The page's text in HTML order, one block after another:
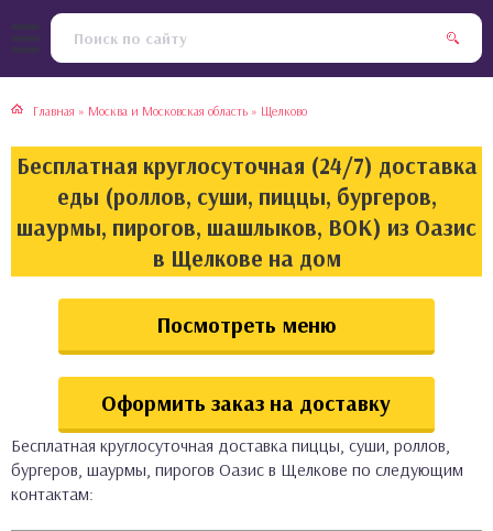
Главная » Москва и Московская область » Щелково
Бесплатная круглосуточная (24/7) доставка
еды (роллов, суши, пиццы, бургеров,
шаурмы, пирогов, шашлыков, ВОК) из Оазис
в Щелкове на дом
Посмотреть меню
Оформить заказ на доставку
Бесплатная круглосуточная доставка пиццы, суши, роллов,
бургеров, шаурмы, пирогов Оазис в Щелкове по следующим
контактам:
кухня
кухня
кухня
кухня
булочки